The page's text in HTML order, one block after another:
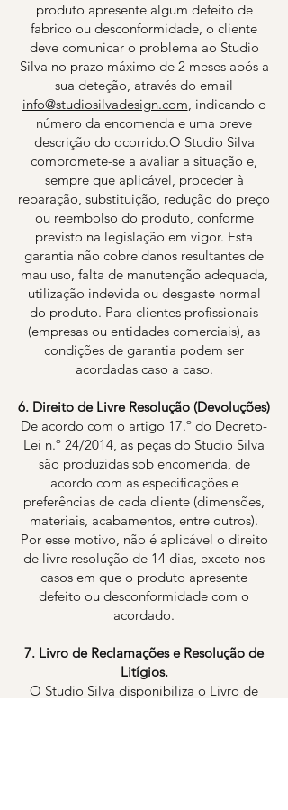
produto apresente algum defeito de
fabrico ou desconformidade, o cliente
deve comunicar o problema ao Studio
Silva no prazo máximo de 2 meses após a
sua deteção, através do email
info@studiosilvadesign.com, indicando o
número da encomenda e uma breve
descrição do ocorrido.O Studio Silva
compromete-se a avaliar a situação e,
sempre que aplicável, proceder à
reparação, substituição, redução do preço
ou reembolso do produto, conforme
previsto na legislação em vigor. Esta
garantia não cobre danos resultantes de
mau uso, falta de manutenção adequada,
utilização indevida ou desgaste normal
do produto. Para clientes profissionais
(empresas ou entidades comerciais), as
condições de garantia podem ser
acordadas caso a caso.
6. Direito de Livre Resolução (Devoluções)
De acordo com o artigo 17.º do Decreto-
Lei n.º 24/2014, as peças do Studio Silva
são produzidas sob encomenda, de
acordo com as especificações e
preferências de cada cliente (dimensões,
materiais, acabamentos, entre outros).
Por esse motivo, não é aplicável o direito
de livre resolução de 14 dias, exceto nos
casos em que o produto apresente
defeito ou desconformidade com o
acordado.
7. Livro de Reclamações e Resolução de
Litígios.
O Studio Silva disponibiliza o Livro de